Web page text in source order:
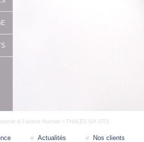
& Facteur Humain > THALES SIX GTS
Actualités Nos clients